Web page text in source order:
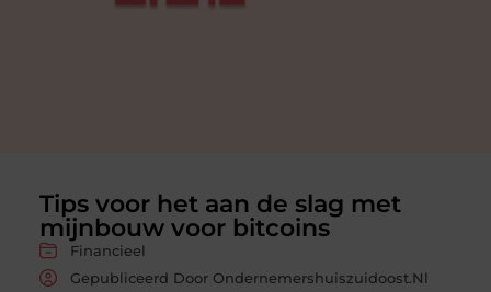
Tips voor het aan de slag met
mijnbouw voor bitcoins
Financieel
Gepubliceerd Door Ondernemershuiszuidoost.nl